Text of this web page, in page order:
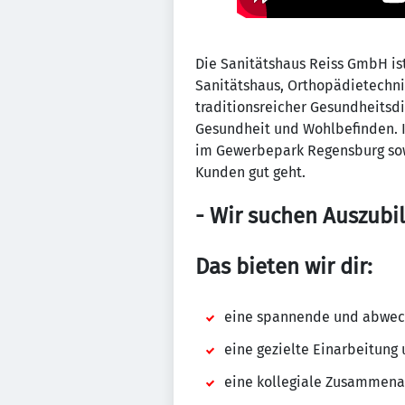
Die Sanitätshaus Reiss GmbH
Sanitätshaus,
traditionsreicher
Gesundheit und Wohlbefinden.
im Gewerbepark Regensburg
Kunden gut geht.
- Wir suchen
Das bieten wir dir:
eine spannende und
eine gezielte Einarbeitung
eine kollegiale